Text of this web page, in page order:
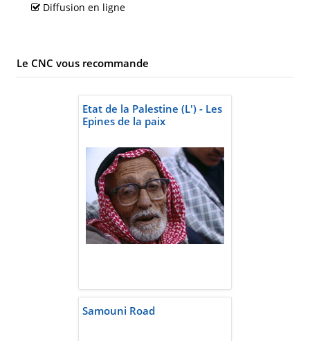
Diffusion en ligne
Le CNC vous recommande
Etat de la Palestine (L') - Les
Epines de la paix
Samouni Road